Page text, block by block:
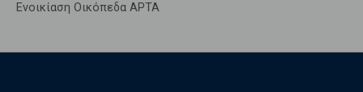
Ενοικίαση Οικόπεδα ΑΡΤΑ